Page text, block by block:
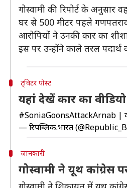
गोस्वामी की रिपोर्ट के
घर से 500 मीटर पहले
आरोपियों ने उनकी कार का
इस पर उन्होंने काले तरल
ट्विटर पोस्ट
यहां देखें कार का वीडियो
#SoniaGoonsAttackArnab |
— रिपब्लिक.भारत
जानकारी
गोस्वामी ने यूथ कांग्रेस